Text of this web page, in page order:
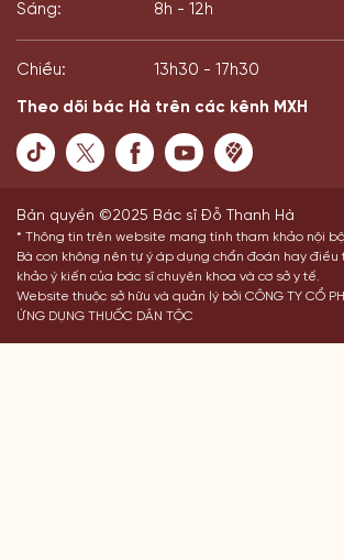
Sáng: 8h - 12h
Chiều: 13h30 - 17h30
Theo dõi bác Hà trên các kênh MXH
Bản quyền ©2025 Bác sĩ Đỗ Thanh Hà
* Thông tin trên website mang tính tham khảo nội
Bà con không nên tự ý áp dụng chẩn đoán hay điều
khảo ý kiến của bác sĩ chuyên khoa và cơ sở y tế.
Website thuộc sở hữu và quản lý bởi CÔNG TY CỔ
ỨNG DỤNG THUỐC DÂN TỘC